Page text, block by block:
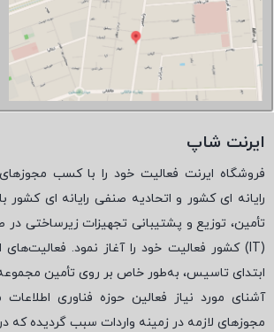
ایرنت شاپ
فروشگاه ایرنت فعالیت خود را با کسب
رایانه ای کشور و اتحادیه صنفی رایانه ای
تأمین، توزیع و پشتیبانی تجهیزات زیرساختی در
(
IT) کشور فعالیت خود را آغاز نمود.
ابتدای تاسیس، به‌طور خاص بر روی تأمین مجموعه
آشنای مورد نیاز فعالین حوزه فناوری
مجوزهای لازمه در زمینه واردات سبب گردیده که